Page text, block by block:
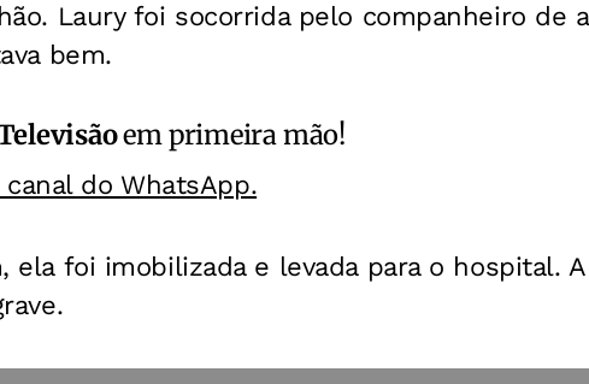
Laury foi socorrida pelo companheiro de
bem.
em primeira mão!
do WhatsApp.
ela foi imobilizada e levada para o hospital.